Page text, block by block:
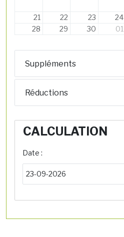
21 22 23 24
28
29 30 01
Suppléments
Réductions
CALCULATION
Date :